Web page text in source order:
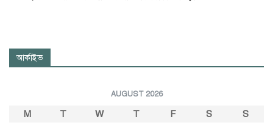
আর্কাইভ
AUGUST 2026
M T W T F S
S